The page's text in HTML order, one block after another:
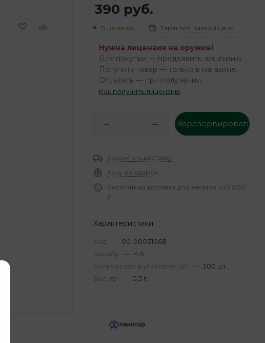
390 руб.
В наличии Гарантия низкой цены
Нужна лицензия на оружие!
Для покупки — предъявить лицензию.
Получить товар — только в магазине.
Оплатить — при получении.
Как получить лицензию
Зарезервировать
Рассчитать доставку
Хочу в подарок
Бесплатная доставка для заказов от 5 000
₽
Характеристики
Код — 00-00031068
Калибр — 4.5
Количество в упаковке, шт — 300 шт.
Вес, гр — 0,5 г.